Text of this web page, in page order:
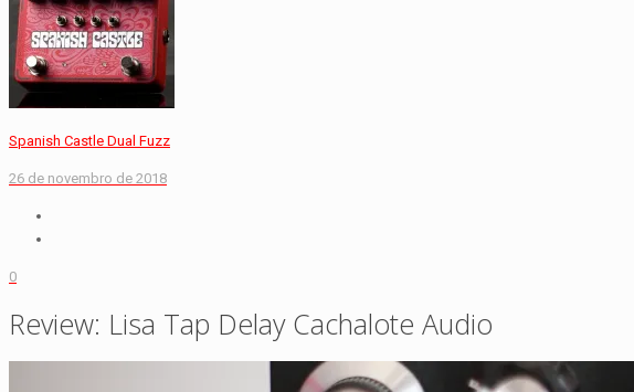
Spanish Castle Dual Fuzz
26 de novembro de 2018
0
Review: Lisa Tap Delay Cachalote Audio